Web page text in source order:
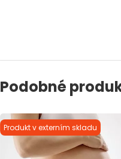
Podobné
Produkt v externím skladu